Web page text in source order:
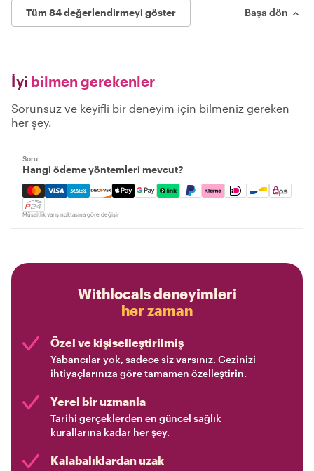
Tüm 84 değerlendirmeyi göster Başa dön
İyi bilmen gerekenler
Sorunsuz ve keyifli bir deneyim için bilmeniz gereken
her şey.
Soru
Hangi ödeme yöntemleri mevcut?
Mastercard, Visa, Amex, Discover, Apple Pay, Google
Müsaitlik varış noktasına göre değişir
Withlocals deneyimleri
her zaman
Özel ve kişiselleştirilmiş
Yabancılar yok, sadece siz varsınız. Gezinizi
ihtiyaçlarınıza göre tamamen özelleştirin.
Yerel bir uzmanla
Tarihi gerçeklerden en güncel sağlık
kurallarına kadar her şey.
Kalabalıklardan uzak